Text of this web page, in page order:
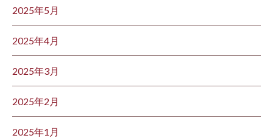
2025年5月
2025年4月
2025年3月
2025年2月
2025年1月